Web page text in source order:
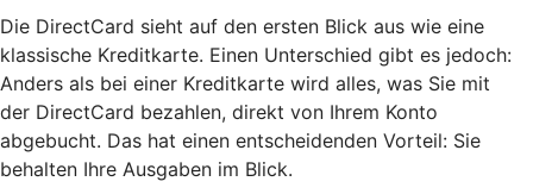
Die DirectCard sieht auf den ersten Blick aus wie eine
klassische Kreditkarte. Einen Unterschied gibt es jedoch:
Anders als bei einer Kreditkarte wird alles, was Sie mit
der DirectCard bezahlen, direkt von Ihrem Konto
abgebucht. Das hat einen entscheidenden Vorteil: Sie
behalten Ihre Ausgaben im Blick.